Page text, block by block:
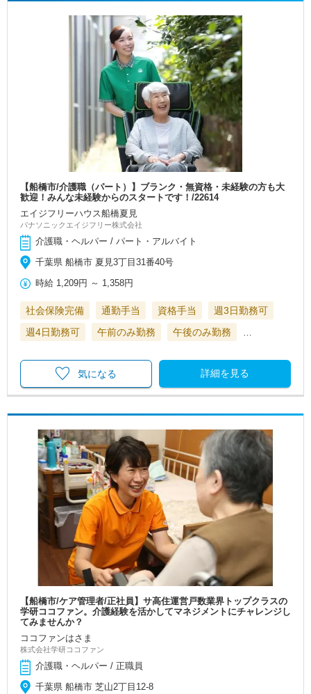
【船橋市/介護職（パート）】ブランク・無資格・未経験の方も大
歓迎！みんな未経験からのスタートです！/22614
エイジフリーハウス船橋夏見
パナソニックエイジフリー株式会社
介護職・ヘルパー / パート・アルバイト
千葉県 船橋市 夏見3丁目31番40号
時給 1,209円 ～ 1,358円
社会保険完備 通勤手当 資格手当
週3日勤務可
週4日勤務可
午前のみ勤務 午後のみ勤務 …
詳細を見る
気になる
【船橋市/ケア管理者/正社員】サ高住運営戸数業界トップクラスの
学研ココファン。介護経験を活かしてマネジメントにチャレンジし
てみませんか？
ココファンはさま
株式会社学研ココファン
介護職・ヘルパー / 正職員
千葉県 船橋市 芝山2丁目12-8